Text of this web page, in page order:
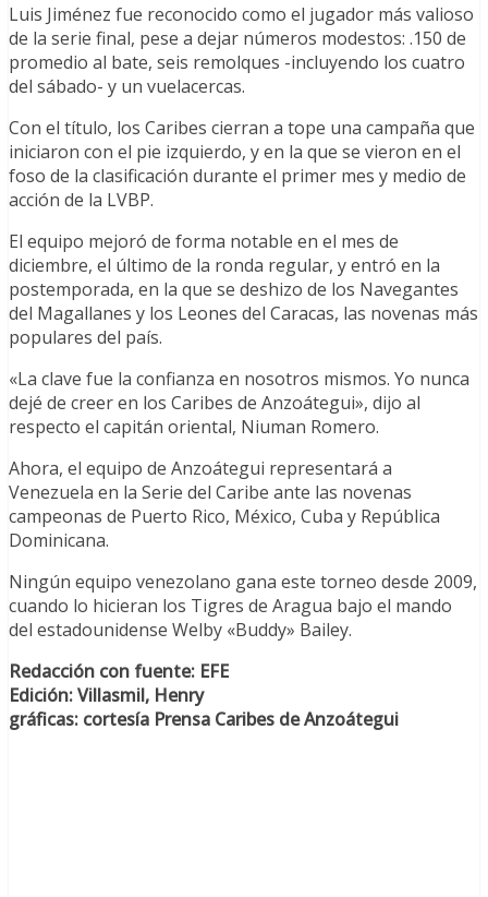
Luis Jiménez fue reconocido como el jugador más valioso
de la serie final, pese a dejar números modestos: .150 de
promedio al bate, seis remolques -incluyendo los cuatro
del sábado- y un vuelacercas.
Con el título, los Caribes cierran a tope una campaña que
iniciaron con el pie izquierdo, y en la que se vieron en el
foso de la clasificación durante el primer mes y medio de
acción de la LVBP.
El equipo mejoró de forma notable en el mes de
diciembre, el último de la ronda regular, y entró en la
postemporada, en la que se deshizo de los Navegantes
del Magallanes y los Leones del Caracas, las novenas más
populares del país.
«La clave fue la confianza en nosotros mismos. Yo nunca
dejé de creer en los Caribes de Anzoátegui», dijo al
respecto el capitán oriental, Niuman Romero.
Ahora, el equipo de Anzoátegui representará a
Venezuela en la Serie del Caribe ante las novenas
campeonas de Puerto Rico, México, Cuba y República
Dominicana.
Ningún equipo venezolano gana este torneo desde 2009,
cuando lo hicieran los Tigres de Aragua bajo el mando
del estadounidense Welby «Buddy» Bailey.
Redacción con fuente: EFE
Edición: Villasmil, Henry
gráficas: cortesía Prensa Caribes de Anzoátegui